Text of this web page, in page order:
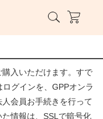
入いただけます。すで
グインを、GPPオンラ
会員お手続きを行って
情報は、SSLで暗号化